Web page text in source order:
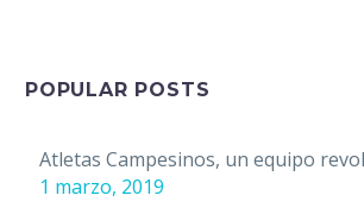
POPULAR POSTS
Atletas Campesinos, un equipo
1 marzo, 2019